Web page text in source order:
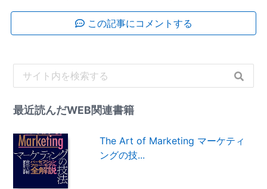
この記事にコメントする
最近読んだWEB関連書籍
The Art of Marketing マーケティ
ングの技...